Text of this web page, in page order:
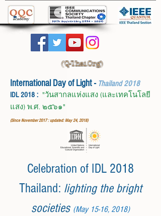
(Q-Thai.Org)
International Day of Light - Thailand 2018
IDL 2018 : "วันสากลแห่งแสง (และเทคโนโลยี
แสง) พ.ศ. ๒๕๖๑"
(Since November 2017 : updated: May 24, 2018)
Celebration of IDL 2018
Thailand: lighting the bright
societies (May 15-16, 2018)